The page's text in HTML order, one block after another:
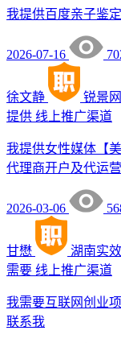
我提供百度亲子鉴
2026-07-16
徐文静 锐景
提供 线上推广渠道
我提供女性媒体【
代理商开户及代运
2026-03-06
甘懋 湖南实效
需要 线上推广渠道
我需要互联网创业
联系我